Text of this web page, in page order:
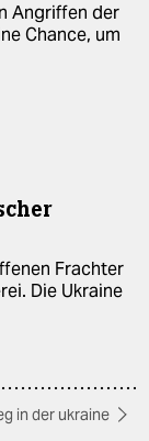
Angriffen der
Chance, um
Frachter
Die Ukraine
in der ukraine